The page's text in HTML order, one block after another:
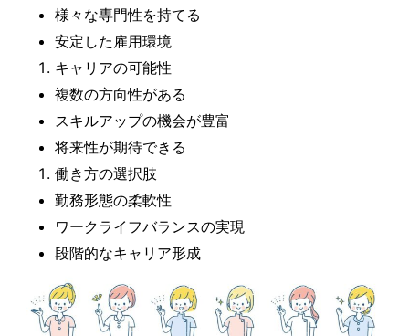
様々な専門性を持てる
安定した雇用環境
キャリアの可能性
複数の方向性がある
スキルアップの機会が豊富
将来性が期待できる
働き方の選択肢
勤務形態の柔軟性
ワークライフバランスの実現
段階的なキャリア形成